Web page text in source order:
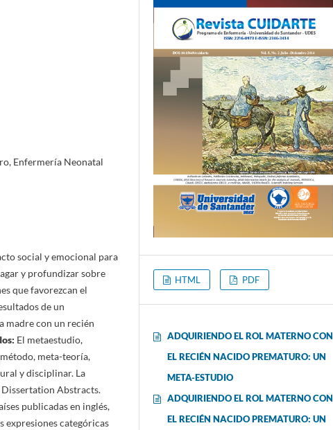
Enfermería Neonatal
social y emocional para
y profundizar sobre
que favorezcan el
de un
madre con un recién
El metaestudio,
meta-teoría,
y disciplinar. La
Dissertation Abstracts.
publicadas en inglés,
expresiones categóricas
HTML PDF
ADQUIRIENDO EL ROL MATERNO CON
EL RECIÉN NACIDO PREMATURO: UN
META-ESTUDIO
ADQUIRIENDO EL ROL MATERNO CON
EL RECIÉN NACIDO PREMATURO: UN